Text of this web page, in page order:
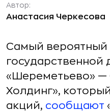
Автор:
Анастасия Черкесова
Самый вероятный
государственной
«Шереметьево»
Холдинг»,
акций, сообщают